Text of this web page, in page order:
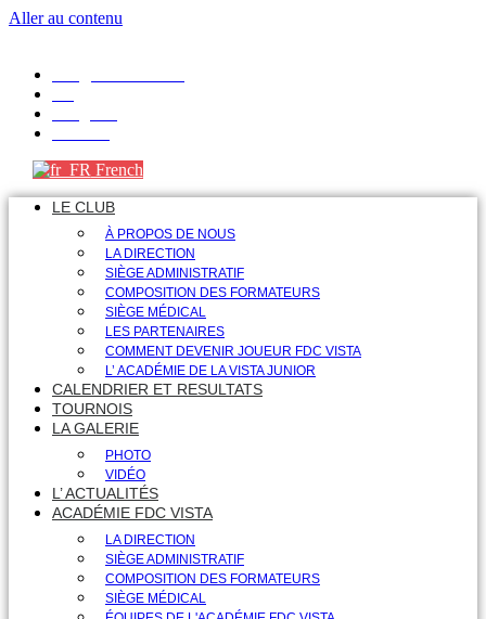
Aller au contenu
French
LE CLUB
À PROPOS DE NOUS
LA DIRECTION
SIÈGE ADMINISTRATIF
COMPOSITION DES FORMATEURS
SIÈGE MÉDICAL
LES PARTENAIRES
COMMENT DEVENIR JOUEUR FDC VISTA
L’ ACADÉMIE DE LA VISTA JUNIOR
CALENDRIER ET RESULTATS
TOURNOIS
LA GALERIE
PHOTO
VIDÉO
L’ ACTUALITÉS
ACADÉMIE FDC VISTA
LA DIRECTION
SIÈGE ADMINISTRATIF
COMPOSITION DES FORMATEURS
SIÈGE MÉDICAL